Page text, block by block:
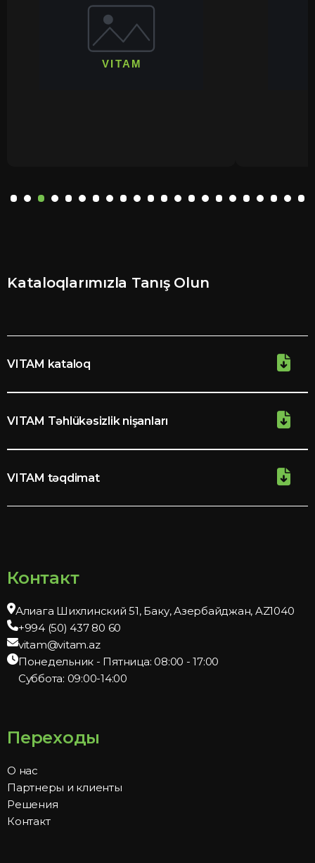
Kataloqlarımızla Tanış Olun
VITAM kataloq
VITAM Təhlükəsizlik nişanları
VITAM təqdimat
Контакт
Алиага Шихлинский 51, Баку, Азербайджан, AZ1040
+994 (50) 437 80 60
vitam@vitam.az
Понедельник - Пятница: 08:00 - 17:00
Суббота: 09:00-14:00
Переходы
О нас
Партнеры и клиенты
Решения
Контакт